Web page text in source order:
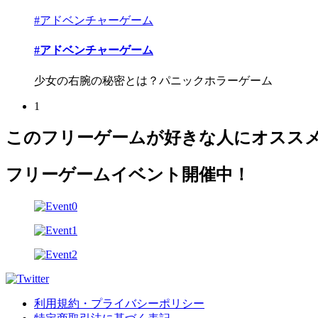
#アドベンチャーゲーム
#アドベンチャーゲーム
少女の右腕の秘密とは？パニックホラーゲーム
1
このフリーゲームが好きな人にオスス
フリーゲームイベント開催中！
利用規約・プライバシーポリシー